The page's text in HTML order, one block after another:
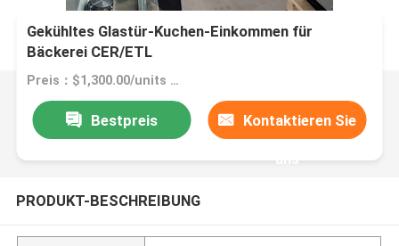
Gekühltes Glastür-Kuchen-Einkommen für
Bäckerei CER/ETL
Preis：$1,300.00/units 1-4 units
Bestpreis Kontaktieren Sie
uns
PRODUKT-BESCHREIBUNG